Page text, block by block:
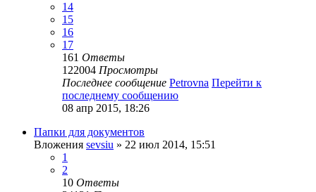
14
15
16
17
161 Ответы
122004 Просмотры
Последнее сообщение Petrovna Перейти к
последнему сообщению
08 апр 2015, 18:26
Папки для документов
Вложения sevsiu » 22 июл 2014, 15:51
1
2
10 Ответы